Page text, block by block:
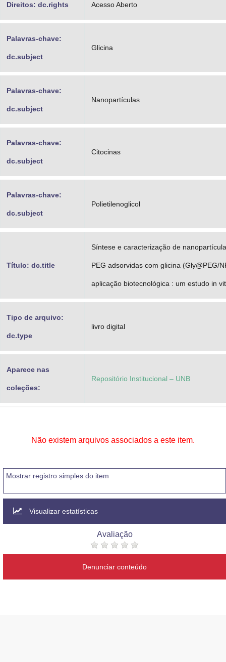
Direitos: dc.rights Acesso Aberto
Palavras-chave:
dc.subject
Glicina
Palavras-chave:
dc.subject
Nanopartículas
Palavras-chave:
dc.subject
Citocinas
Palavras-chave:
dc.subject
Polietilenoglicol
Título: dc.title
Síntese e caracterização de
PEG adsorvidas com glicina (Gly@PEG/
aplicação biotecnológica : um estudo in
Tipo de arquivo:
dc.type
livro digital
Aparece nas
coleções:
Repositório Institucional – UNB
Não existem arquivos associados a este item.
Mostrar registro simples do item
Visualizar estatísticas
Avaliação
Denunciar conteúdo